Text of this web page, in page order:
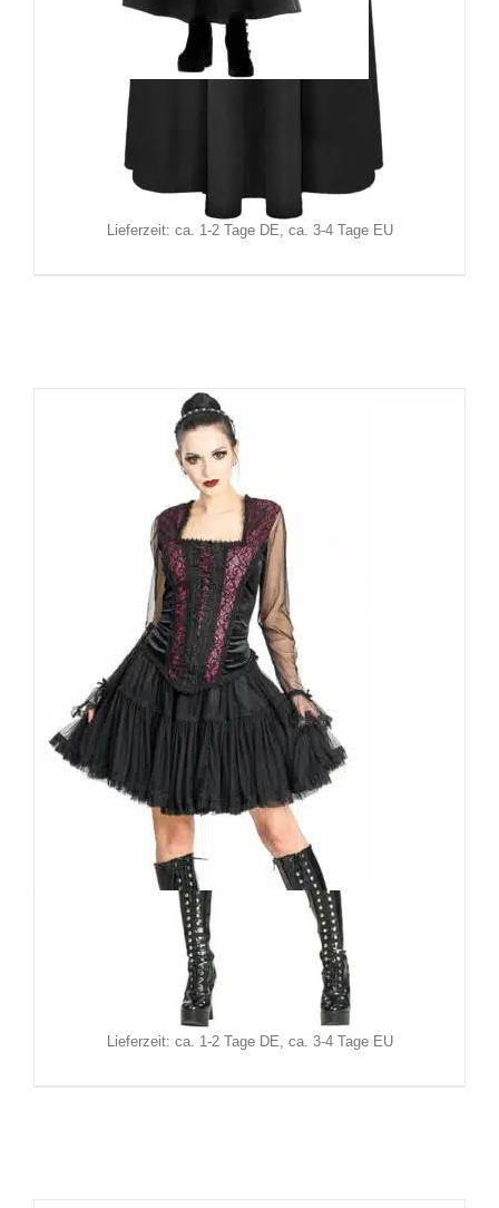
Dark in Love Rock Kera
Versand
Lieferzeit: ca. 1-2 Tage DE, ca. 3-4 Tage EU
Sinister Minirock Vorkaris
zzgl.
Lieferzeit: ca. 1-2 Tage DE, ca. 3-4 Tage EU